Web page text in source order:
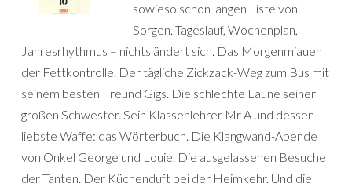
sowieso schon langen Liste von
Sorgen. Tageslauf, Wochenplan,
Jahresrhythmus – nichts ändert sich. Das Morgenmiauen
der Fettkontrolle. Der tägliche Zickzack-Weg zum Bus mit
seinem besten Freund Gigs. Die schlechte Laune seiner
großen Schwester. Sein Klassenlehrer Mr A und dessen
liebste Waffe: das Wörterbuch. Die Klangwand-Abende
von Onkel George und Louie. Die ausgelassenen Besuche
der Tanten. Der Küchenduft bei der Heimkehr. Und die